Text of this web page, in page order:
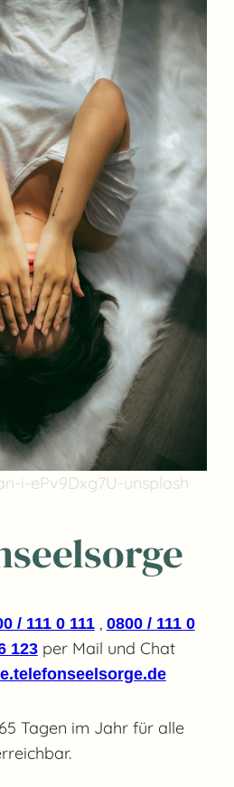
i-ePv9Dxg7U-unsplash
/ 111 0 111, 0800 / 111 0
123per Mail und Chat
Tagen im Jahr für alle